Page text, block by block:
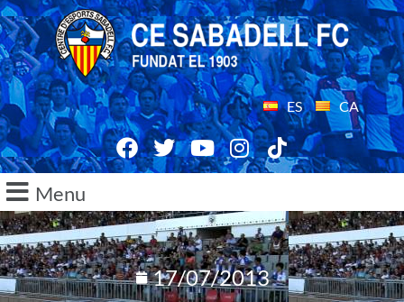
ES CA
Menu
17/07/2013